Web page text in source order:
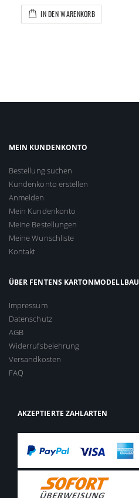
IN DEN WARENKORB
MEIN KUNDENKONTO
Bestellung suchen
Kundenkonto erstellen
Anmelden
Mein Kundenkonto
Meine Bestellungen
Meine Wunschliste
Kontakt
ÜBER FENTENS KARTONMODELLBAU
Impressum
Datenschutz
AGB
Widerrufsbelehrung
Versandkosten
FAQ
AKZEPTIERTE ZAHLARTEN